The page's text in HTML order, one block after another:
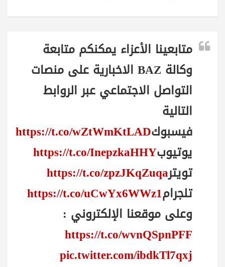
متابعينا الأعزاء يمكنكم متابعة
وكالة BAZ الاخبارية على منصات
التواصل الاجتماعي عبر الروابط
التالية
فيسبوكhttps://t.co/wZtWmKtLAD
يوتيوبhttps://t.co/InepzkaHHY
تويترhttps://t.co/zpzJKqZuqa
تلجرامhttps://t.co/uCwYx6WWz1
وعلى موقعنا الإلكتروني :
https://t.co/wvnQSpnPFF
pic.twitter.com/ibdkTl7qxj